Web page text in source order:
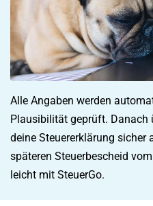
Alle Angaben werden
Plausibilität geprüft. Danach
deine Steuererklärung sicher
späteren Steuerbescheid
leicht mit SteuerGo.